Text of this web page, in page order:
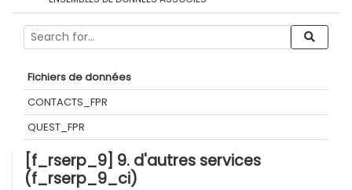
Fichiers de données
CONTACTS_FPR
QUEST_FPR
[f_rserp_9] 9. d'autres services
(f_rserp_9_ci)